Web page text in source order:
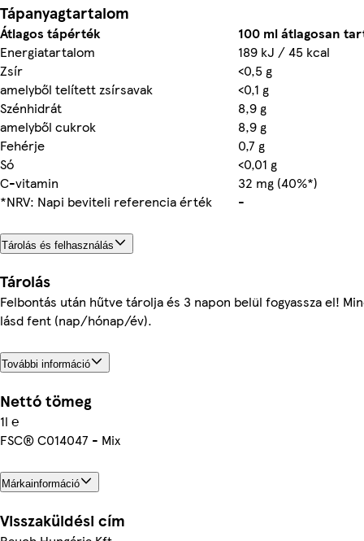
Tápanyagtartalom
Átlagos tápérték
100 ml átlagosan
Energiatartalom
189 kJ / 45 kcal
Zsír
<0,5 g
amelyből telített zsírsavak
<0,1 g
Szénhidrát
8,9 g
amelyből cukrok
8,9 g
Fehérje
0,7 g
Só
<0,01 g
C-vitamin
32 mg (40%*)
*NRV: Napi beviteli referencia érték
-
Tárolás és felhasználás
Tárolás
Felbontás után hűtve tárolja és 3 napon belül fogyassza el!
lásd fent (nap/hónap/év).
További információ
Nettó tömeg
1l ℮
FSC® C014047 - Mix
Márkainformáció
Visszaküldési cím